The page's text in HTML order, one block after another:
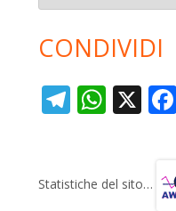
CONDIVIDI
T
gr
W
s
X
Statistiche del sito…